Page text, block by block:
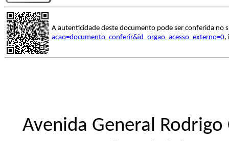
A autenticidade deste documento pode ser conferida no
acao=documento_conferir&id_orgao_acesso_externo=0,
Avenida General